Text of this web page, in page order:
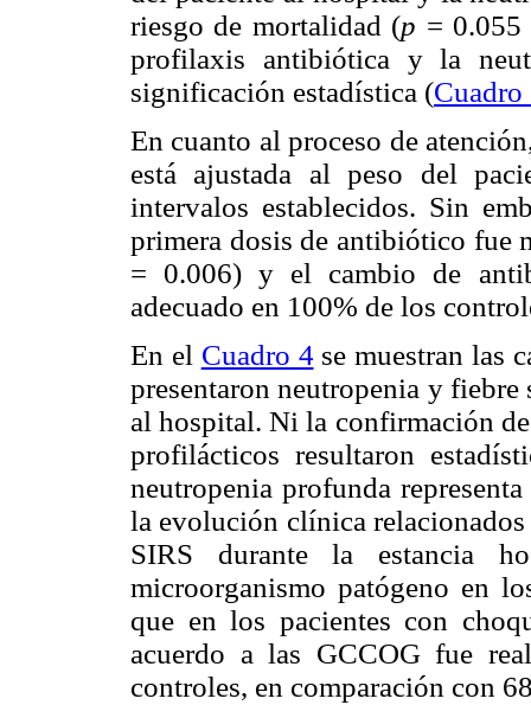
riesgo de mortalidad (p =
profilaxis antibiótica y la
significación estadística (Cuadro
En cuanto al proceso de
está ajustada al peso del
intervalos establecidos. Sin
primera dosis de antibiótico fue
= 0.006) y el cambio de
adecuado en 100% de los
En el Cuadro 4se muestran las
presentaron neutropenia y
al hospital. Ni la confirmación
profilácticos resultaron
neutropenia profunda
la evolución clínica
SIRS durante la estancia
microorganismo patógeno en
que en los pacientes con
acuerdo a las GCCOG fue
controles, en comparación con